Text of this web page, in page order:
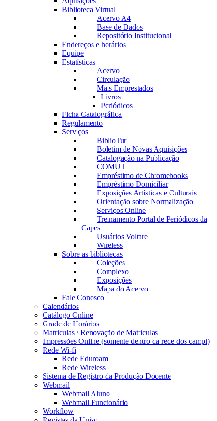
Biblioteca Virtual
Acervo A4
Base de Dados
Repositório Institucional
Endereços e horários
Equipe
Estatísticas
Acervo
Circulação
Mais Emprestados
Livros
Periódicos
Ficha Catalográfica
Regulamento
Serviços
BiblioTur
Boletim de Novas Aquisições
Catalogação na Publicação
COMUT
Empréstimo de Chromebooks
Empréstimo Domiciliar
Exposições Artísticas e Culturais
Orientação sobre Normalização
Serviços Online
Treinamento Portal de Periódicos da
Capes
Usuários Voltare
Wireless
Sobre as bibliotecas
Coleções
Complexo
Exposições
Mapa do Acervo
Fale Conosco
Calendários
Catálogo Online
Grade de Horários
Matriculas / Renovação de Matriculas
Impressões Online (somente dentro da rede dos campi)
Rede Wi-fi
Rede Eduroam
Rede Wireless
Sistema de Registro da Produção Docente
Webmail
Webmail Aluno
Webmail Funcionário
Workflow